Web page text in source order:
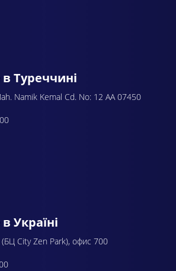
Туреччині
Namik Kemal Cd. No: 12 AA 07450
Україні
(БЦ City Zen Park), офис 700